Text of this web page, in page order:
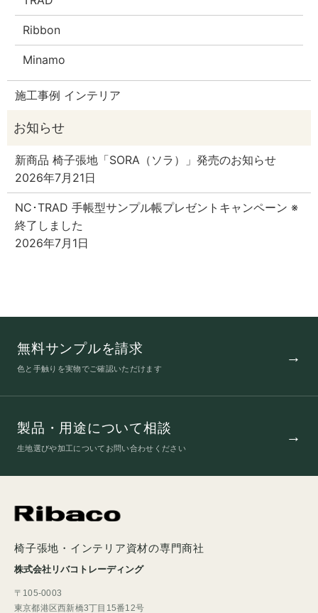
Ribbon
Minamo
施工事例 インテリア
新商品 椅子張地「SORA（ソラ）」発売のお知らせ
2026年7月21日
NC･TRAD 手帳型サンプル帳プレゼントキャンペーン ※
終了しました
2026年7月1日
無料サンプルを請求
色と手触りを実物でご確認いただけます
製品・用途について相談
生地選びや加工についてお問い合わせください
椅子張地・インテリア資材の専門商社
株式会社リバコトレーディング
〒105-0003
東京都港区西新橋3丁目15番12号